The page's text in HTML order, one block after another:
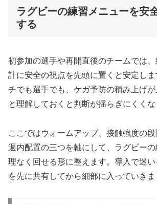
ラグビーの練習メニューを安
する
初参加の選手や再開直後のチームでは
計に安全の視点を先頭に置くと安定し
チでも選手でも、ケガ予防の積み上げ
と理解しておくと判断が揺らぎにくくな
ここではウォームアップ、接触強度の
週内配置の三つを軸にして、ラグビー
理なく回せる形に整えます。導入で迷
を先に共有してから細部に入っていきま